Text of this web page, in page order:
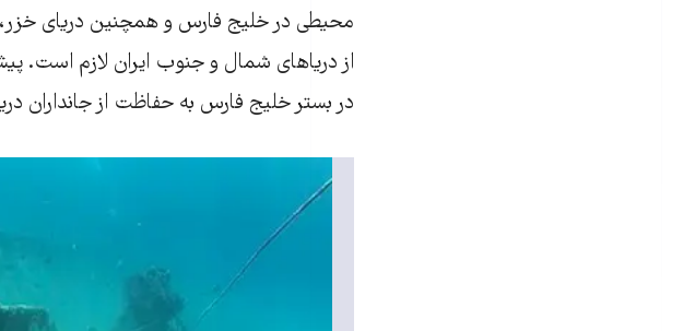
محیطی در خلیج فارس و همچنین دریای
از دریاهای شمال و جنوب ایران لازم است.
در بستر خلیج فارس به حفاظت از جانداران